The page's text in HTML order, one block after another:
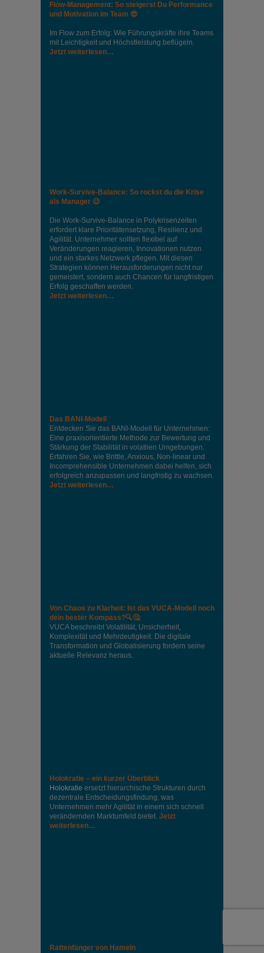
Flow-Management: So steigerst Du Performance
und Motivation im Team 😎
Im Flow zum Erfolg: Wie Führungskräfte ihre Teams
mit Leichtigkeit und Höchstleistung beflügeln.
Jetzt weiterlesen…
Work-Survive-Balance: So rockst du die Krise
als Manager 😉
Die Work-Survive-Balance in Polykrisenzeiten
erfordert klare Prioritätensetzung, Resilienz und
Agilität. Unternehmer sollten flexibel auf
Veränderungen reagieren, Innovationen nutzen
und ein starkes Netzwerk pflegen. Mit diesen
Strategien können Herausforderungen nicht nur
gemeistert, sondern auch Chancen für langfristigen
Erfolg geschaffen werden.
Jetzt weiterlesen…
Das BANI-Modell
Entdecken Sie das BANI-Modell für Unternehmen:
Eine praxisorientierte Methode zur Bewertung und
Stärkung der Stabilität in volatilen Umgebungen.
Erfahren Sie, wie Brittle, Anxious, Non-linear und
Incomprehensible Unternehmen dabei helfen, sich
erfolgreich anzupassen und langfristig zu wachsen.
Jetzt weiterlesen…
Von Chaos zu Klarheit: Ist das VUCA-Modell noch
dein bester Kompass?🔍🤔
VUCA beschreibt Volatilität, Unsicherheit,
Komplexität und Mehrdeutigkeit. Die digitale
Transformation und Globalisierung fordern seine
aktuelle Relevanz heraus.
Holokratie – ein kurzer Überblick
Holokratie ersetzt hierarchische Strukturen durch
dezentrale Entscheidungsfindung, was
Unternehmen mehr Agilität in einem sich schnell
verändernden Marktumfeld bietet. Jetzt
weiterlesen…
Rattenfänger von Hameln